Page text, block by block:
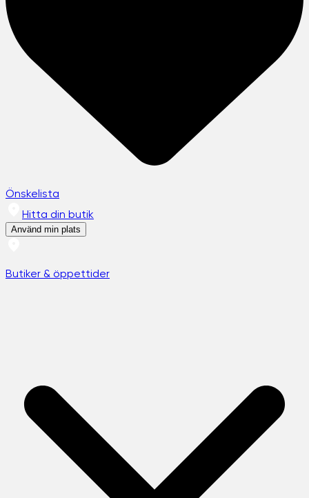
Önskelista
Hitta din butik
Använd min plats
Butiker & öppettider